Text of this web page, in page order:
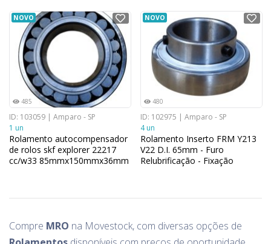
NOVO
485
ID: 103059 | Amparo - SP
1 un
Rolamento autocompensador
de rolos skf explorer 22217
cc/w33 85mmx150mmx36mm
NOVO
480
ID: 102975 | Amparo - SP
4 un
Rolamento Inserto FRM Y213
V22 D.I. 65mm - Furo
Relubrificação - Fixação
Compre MRO na Movestock, com diversas opções de